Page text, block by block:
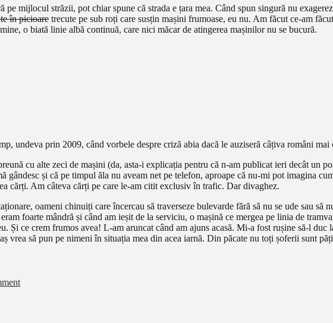
pe mijlocul străzii, pot chiar spune că strada e țara mea. Când spun singură nu
în picioare trecute pe sub roți care susțin mașini frumoase, eu nu. Am făcut ce-am
o biată linie albă continuă, care nici măcar de atingerea mașinilor nu se bucură.
undeva prin 2009, când vorbele despre criză abia dacă le auziseră câțiva români mai
cu alte zeci de mașini (da, asta-i explicația pentru că n-am publicat ieri decât un
gândesc și că pe timpul ăla nu aveam net pe telefon, aproape că nu-mi pot imagina
cărți. Am câteva cărți pe care le-am citit exclusiv în trafic. Dar divaghez.
oameni chinuiți care încercau să traverseze bulevarde fără să nu se ude sau
foarte mândră și când am ieșit de la serviciu, o mașină ce mergea pe linia de
Și ce crem frumos avea! L-am aruncat când am ajuns acasă. Mi-a fost rușine să-l
vrea să pun pe nimeni în situația mea din acea iarnă. Din păcate nu toți șoferii sunt